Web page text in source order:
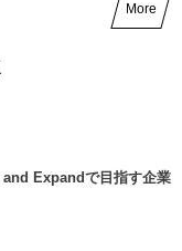
More
Expandで目指す企業